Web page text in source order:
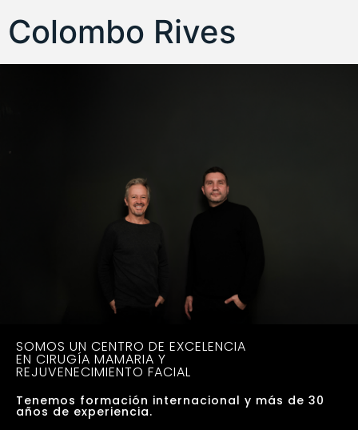
Colombo Rives
SOMOS UN CENTRO DE EXCELENCIA
EN CIRUGÍA MAMARIA Y
REJUVENECIMIENTO FACIAL
Tenemos formación internacional y más de 30
años de experiencia.